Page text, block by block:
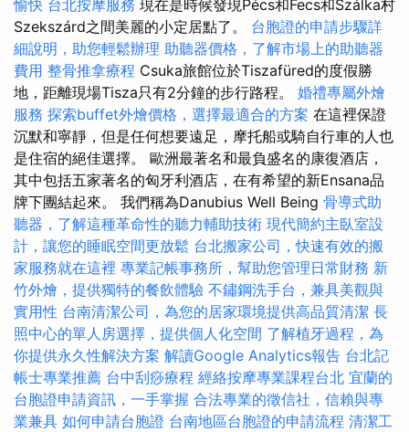
愉快 台北按摩服務 現在是時候發現Pécs和Fecs和Szálka村
Szekszárd之間美麗的小定居點了。 台胞證的申請步驟詳
細說明，助您輕鬆辦理 助聽器價格，了解市場上的助聽器
費用 整骨推拿療程 Csuka旅館位於Tiszafüred的度假勝
地，距離現場Tisza只有2分鐘的步行路程。 婚禮專屬外燴
服務 探索buffet外燴價格，選擇最適合的方案 在這裡保證
沉默和寧靜，但是任何想要遠足，摩托船或騎自行車的人也
是住宿的絕佳選擇。 歐洲最著名和最負盛名的康復酒店，
其中包括五家著名的匈牙利酒店，在有希望的新Ensana品
牌下團結起來。 我們稱為Danubius Well Being 骨導式助
聽器，了解這種革命性的聽力輔助技術 現代簡約主臥室設
計，讓您的睡眠空間更放鬆 台北搬家公司，快速有效的搬
家服務就在這裡 專業記帳事務所，幫助您管理日常財務 新
竹外燴，提供獨特的餐飲體驗 不鏽鋼洗手台，兼具美觀與
實用性 台南清潔公司，為您的居家環境提供高品質清潔 長
照中心的單人房選擇，提供個人化空間 了解植牙過程，為
你提供永久性解決方案 解讀Google Analytics報告 台北記
帳士專業推薦 台中刮痧療程 經絡按摩專業課程台北 宜蘭的
台胞證申請資訊，一手掌握 合法專業的徵信社，信賴與專
業兼具 如何申請台胞證 台南地區台胞證的申請流程 清潔工